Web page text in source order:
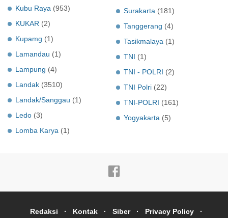
Kubu Raya (953)
KUKAR (2)
Kupamg (1)
Lamandau (1)
Lampung (4)
Landak (3510)
Landak/Sanggau (1)
Ledo (3)
Lomba Karya (1)
Surakarta (181)
Tanggerang (4)
Tasikmalaya (1)
TNI (1)
TNI - POLRI (2)
TNI Polri (22)
TNI-POLRI (161)
Yogyakarta (5)
Redaksi Kontak Siber Privacy Policy